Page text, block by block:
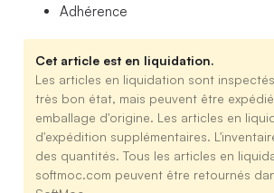
Adhérence
Cet article est en liquidation.
Les articles en liquidation sont
très bon état, mais peuvent être
emballage d'origine. Les articles en
d'expédition supplémentaires.
des quantités. Tous les articles en
softmoc.com peuvent être retournés